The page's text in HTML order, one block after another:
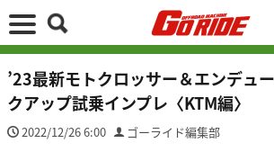
’23最新モトクロッサー＆エンデュ
クアップ試乗インプレ〈KTM編〉
2022/12/26 6:00 ゴーライド編集部